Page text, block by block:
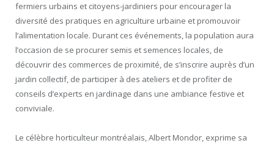
fermiers urbains et citoyens-jardiniers pour encourager la
diversité des pratiques en agriculture urbaine et promouvoir
l’alimentation locale. Durant ces événements, la population aura
l’occasion de se procurer semis et semences locales, de
découvrir des commerces de proximité, de s’inscrire auprès d’un
jardin collectif, de participer à des ateliers et de profiter de
conseils d’experts en jardinage dans une ambiance festive et
conviviale.
Le célèbre horticulteur montréalais, Albert Mondor, exprime sa